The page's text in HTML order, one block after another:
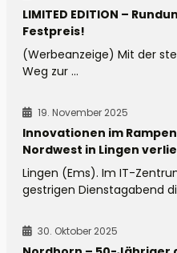
LIMITED EDITION –
Festpreis!
(Werbeanzeige) Mit der
Weg zur ...
19. November 2025
Innovationen im
Nordwest in Lingen
Lingen (Ems). Im IT-
gestrigen Dienstagabend
30. Oktober 2025